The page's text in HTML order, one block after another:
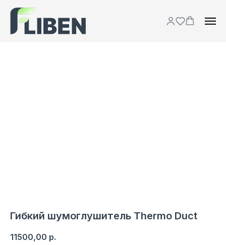
Гибкий шумоглушитель Thermo Duct
11500,00 р.